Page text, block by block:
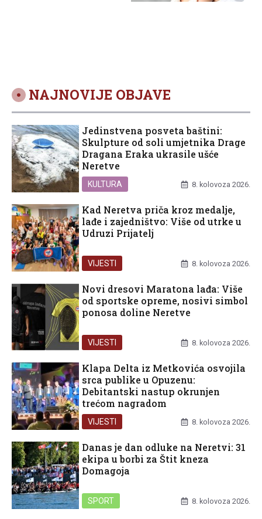
NAJNOVIJE OBJAVE
Jedinstvena posveta baštini:
Skulpture od soli umjetnika Drage
Dragana Eraka ukrasile ušće
Neretve
KULTURA 8. kolovoza 2026.
Kad Neretva priča kroz medalje,
lađe i zajedništvo: Više od utrke u
Udruzi Prijatelj
VIJESTI 8. kolovoza 2026.
Novi dresovi Maratona lađa: Više
od sportske opreme, nosivi simbol
ponosa doline Neretve
VIJESTI 8. kolovoza 2026.
Klapa Delta iz Metkovića osvojila
srca publike u Opuzenu:
Debitantski nastup okrunjen
trećom nagradom
VIJESTI 8. kolovoza 2026.
Danas je dan odluke na Neretvi: 31
ekipa u borbi za Štit kneza
Domagoja
SPORT 8. kolovoza 2026.